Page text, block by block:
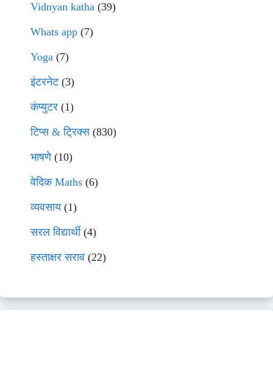
Vidnyan katha (39)
Whats app (7)
Yoga (7)
इंटरनेट(3)
कंप्युटर (1)
टिप्स & ट्रिक्स(830)
भाषणे(10)
वेदिक Maths (6)
व्यवसाय(1)
सरल विद्यार्थी(4)
हस्ताक्षर सराव (22)